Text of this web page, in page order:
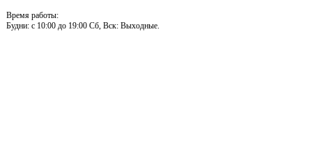
Время работы:
Будни: c 10:00 до 19:00 Сб, Вск: Выходные.